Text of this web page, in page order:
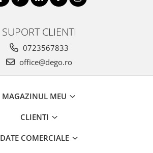
SUPORT CLIENTI
0723567833
office@dego.ro
MAGAZINUL MEU
CLIENTI
DATE COMERCIALE